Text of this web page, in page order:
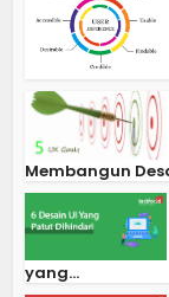
Membangun
yang...